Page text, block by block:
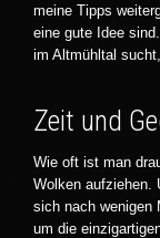
meine Tipps
eine gute Idee
im Altmühltal
Zeit und
Wie oft ist man
Wolken aufziehen.
sich nach wenigen
um die